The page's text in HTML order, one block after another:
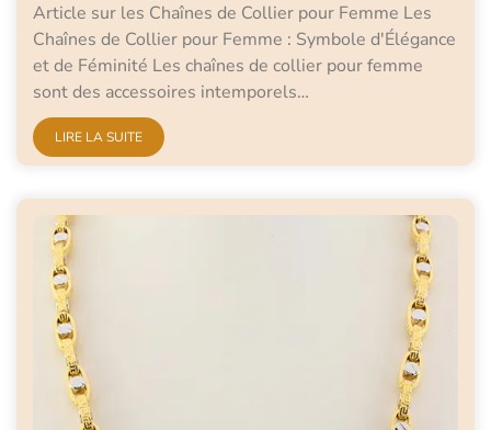
Article sur les Chaînes de Collier pour Femme Les
Chaînes de Collier pour Femme : Symbole d'Élégance
et de Féminité Les chaînes de collier pour femme
sont des accessoires intemporels…
LIRE LA SUITE